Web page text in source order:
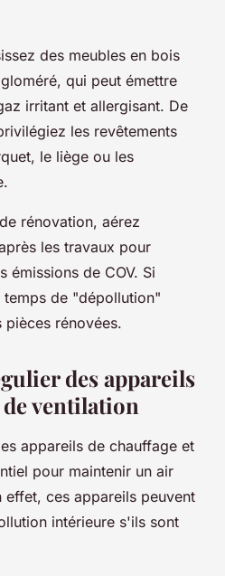
des meubles en bois
qui peut émettre
irritant et allergisant. De
les revêtements
le liège ou les
rénovation, aérez
les travaux pour
émissions de COV. Si
de "dépollution"
rénovées.
des appareils
ventilation
appareils de chauffage et
pour maintenir un air
effet, ces appareils peuvent
intérieure s'ils sont